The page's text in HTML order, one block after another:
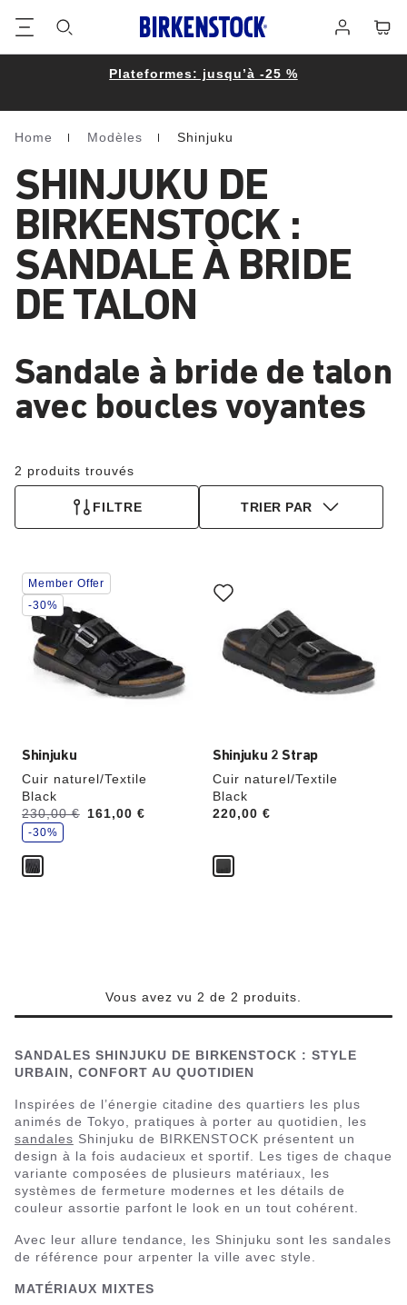
connecter
Plateformes: jusqu’à -25 %
Homepage
Home Modèles Shinjuku
SHINJUKU DE
BIRKENSTOCK :
SANDALE À BRIDE
DE TALON
Sandale à bride de talon
avec boucles voyantes
2 produits trouvés
FILTRE TRIER PAR
Shinjuku
Cuir naturel/Textile
Black
Avant:
230,00 €
à 161,00 €
é
c
o
n
o
m
i
-30%
Cliquer
sur
les
échantillons
couleurs
modifiera
Member Offer
-30%
Shinjuku 2 Strap
Cuir naturel/Textile
Black
Price:
220,00 €
sur
les
échantillons
couleurs
modifiera
Vous avez vu 2 de 2 produits.
SANDALES SHINJUKU DE BIRKENSTOCK : STYLE
URBAIN, CONFORT AU QUOTIDIEN
Inspirées de l’énergie citadine des quartiers les plus
animés de Tokyo, pratiques à porter au quotidien, les
sandales Shinjuku de BIRKENSTOCK présentent un
design à la fois audacieux et sportif. Les tiges de chaque
variante composées de plusieurs matériaux, les
systèmes de fermeture modernes et les détails de
couleur assortie parfont le look en un tout cohérent.
Avec leur allure tendance, les Shinjuku sont les sandales
de référence pour arpenter la ville avec style.
MATÉRIAUX MIXTES